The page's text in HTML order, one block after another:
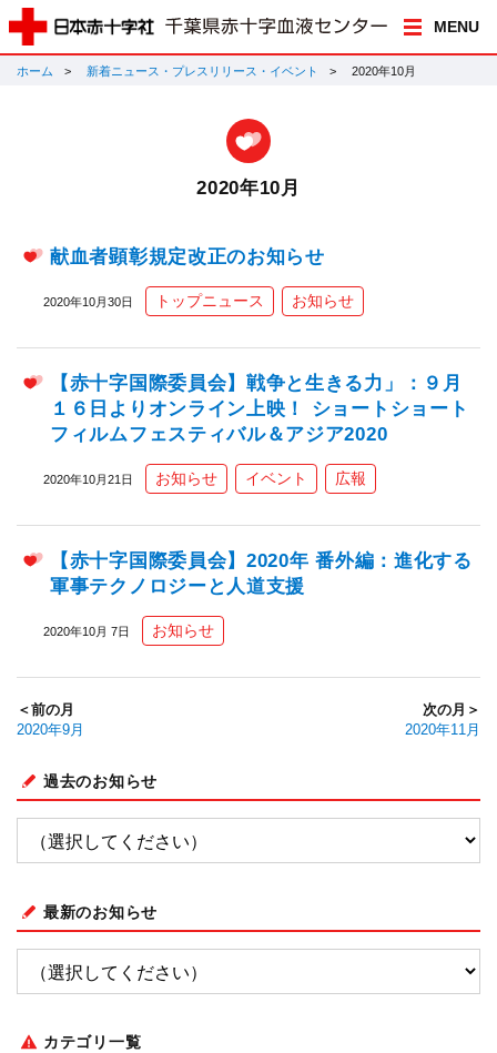
MENU
ホーム 新着ニュース・プレスリリース・イベント 2020年10月
2020年10月
献血者顕彰規定改正のお知らせ
2020年10月30日 トップニュース お知らせ
【赤十字国際委員会】戦争と生きる力」：９月
１６日よりオンライン上映！ ショートショート
フィルムフェスティバル＆アジア2020
2020年10月21日 お知らせ イベント 広報
【赤十字国際委員会】2020年 番外編：進化する
軍事テクノロジーと人道支援
2020年10月 7日 お知らせ
＜前の月
2020年9月
次の月＞
2020年11月
過去のお知らせ
最新のお知らせ
カテゴリ一覧